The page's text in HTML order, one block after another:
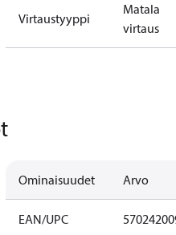
Virtaustyyppi
Matala
virtaus
Ominaisuudet Arvo
EAN/UPC